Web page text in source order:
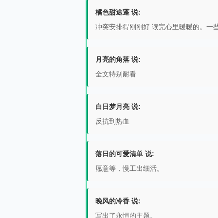
橘色甜途蓬 说:
冲突安排得刚刚好 读完心里暖暖的。一
月亮的角落 说:
全文特别耐看
白日梦月亮 说:
反抗到热血
落日的可爱清单 说:
愿意等，慢工出细活。
晚风的冷香 说:
写出了永恒的主题。